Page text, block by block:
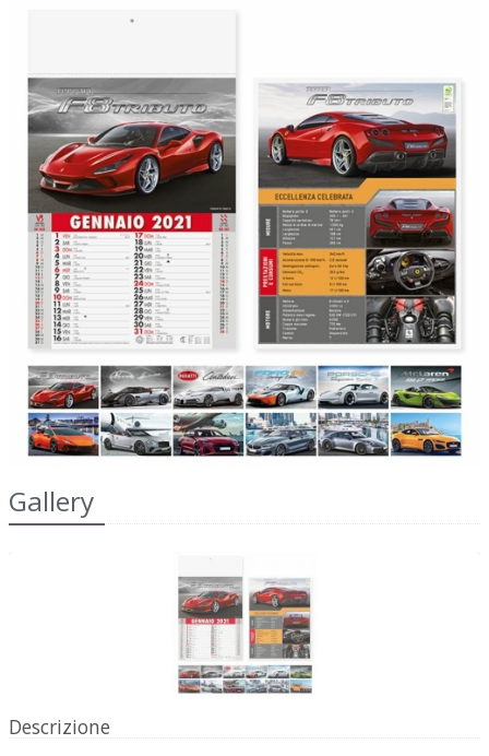
nazionale degli aiuti di Stato di cui all'art. 52 della
https://www.rna.gov.it/
LOGIN
REGISTRATI
Gallery
Descrizione